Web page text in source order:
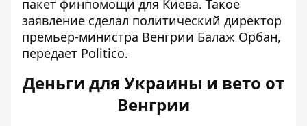
пакет финпомощи для Киева. Такое
заявление сделал политический директор
премьер-министра Венгрии Балаж Орбан,
передает Politico.
Деньги для Украины и вето от
Венгрии